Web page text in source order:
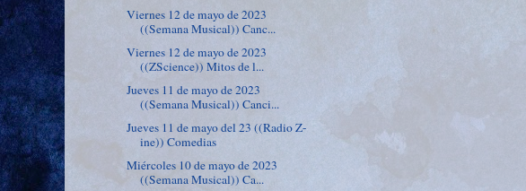
Viernes 12 de mayo de 2023
((Semana Musical)) Canc...
Viernes 12 de mayo de 2023
((ZScience)) Mitos de l...
Jueves 11 de mayo de 2023
((Semana Musical)) Canci...
Jueves 11 de mayo del 23 ((Radio Z-
ine)) Comedias
Miércoles 10 de mayo de 2023
((Semana Musical)) Ca...